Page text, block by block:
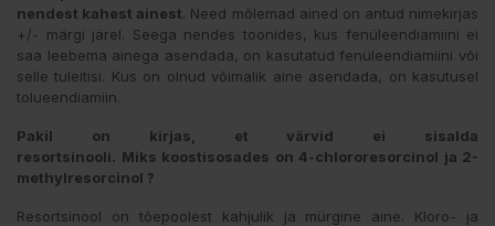
nendest kahest ainest. Need mõlemad ained on antud nimekirjas
+/- märgi järel. Seega nendes toonides, kus fenüleendiamiini ei
saa leebema ainega asendada, on kasutatud fenüleendiamiini või
selle tuleitisi. Kus on olnud võimalik aine asendada, on kasutusel
tolueendiamiin.
Pakil on kirjas, et värvid ei sisalda
resortsinooli. Miks koostisosades on 4-chlororesorcinol ja 2-
methylresorcinol ?
Resortsinool on tõepoolest kahjulik ja mürgine aine. Kloro- ja